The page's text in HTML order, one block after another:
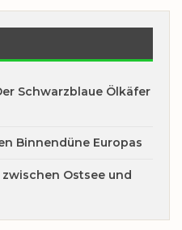
Schwarzblaue Ölkäfer
Binnendüne Europas
Ostsee und